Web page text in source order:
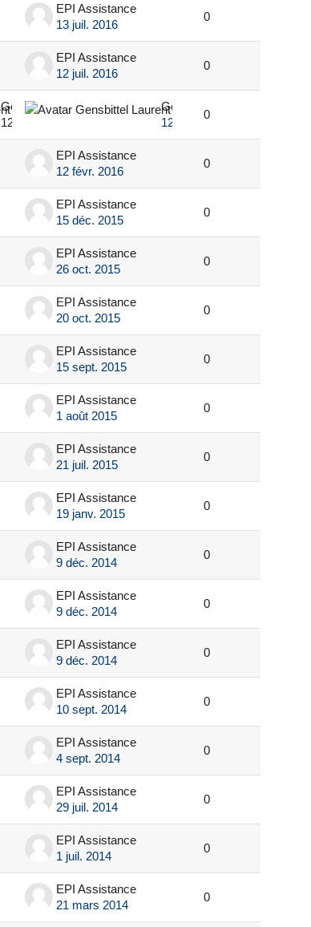
EPI Assistance
13 juil. 2016
0
EPI Assistance
12 juil. 2016
0
Gensbittel Laurent
12 avr. 2016
Gensbittel Laurent
12 avr. 2016
0
EPI Assistance
12 févr. 2016
0
EPI Assistance
15 déc. 2015
0
EPI Assistance
26 oct. 2015
0
EPI Assistance
20 oct. 2015
0
EPI Assistance
15 sept. 2015
0
EPI Assistance
1 août 2015
0
EPI Assistance
21 juil. 2015
0
EPI Assistance
19 janv. 2015
0
EPI Assistance
9 déc. 2014
0
EPI Assistance
9 déc. 2014
0
EPI Assistance
9 déc. 2014
0
EPI Assistance
10 sept. 2014
0
EPI Assistance
4 sept. 2014
0
EPI Assistance
29 juil. 2014
0
EPI Assistance
1 juil. 2014
0
EPI Assistance
21 mars 2014
0